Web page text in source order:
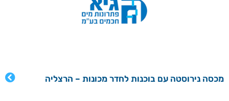
מכסה נירוסטה עם בוכנות לחדר מכונות – הרצליה